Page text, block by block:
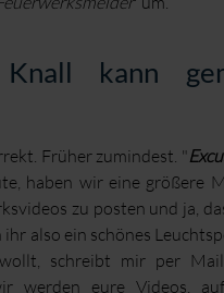
kann
Früher zumindest. "
haben wir eine größere
zu posten und ja,
ihr also ein schönes
schreibt mir per
werden eure Videos,